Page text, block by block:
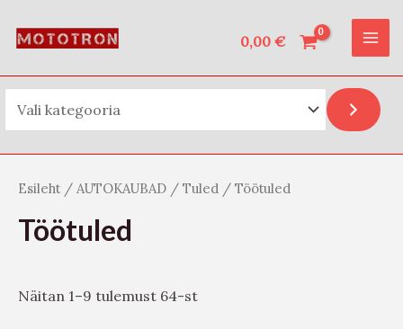
0,00 €
t
s
Esileht / AUTOKAUBAD / Tuled / Töötuled
Töötuled
Näitan 1–9 tulemust 64-st